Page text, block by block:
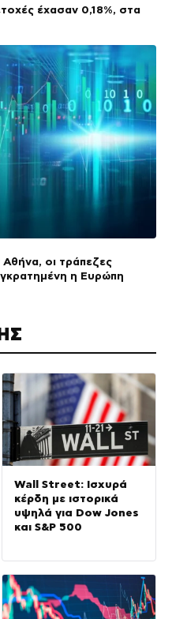
έχασαν 0,18%, στα
οι τράπεζες
η Ευρώπη
Wall Street: Ισχυρά
κέρδη με ιστορικά
υψηλά για Dow Jones
και S&P 500